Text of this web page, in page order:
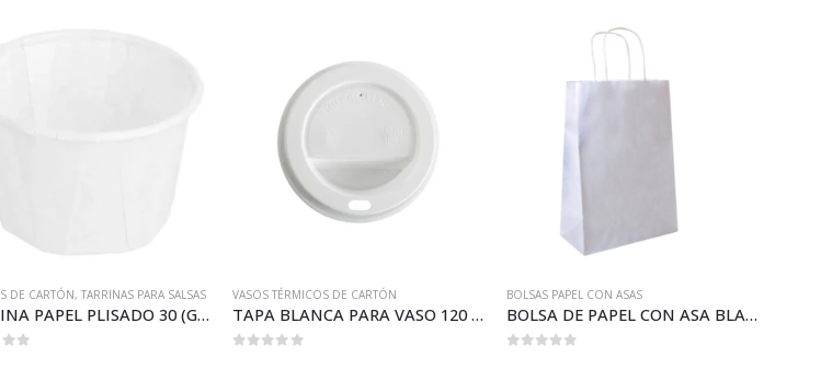
DE CARTÓN,TARRINAS PARA SALSAS
TARRINA PAPEL PLISADO 30 (GP12669)
VASOS TÉRMICOS DE CARTÓN
TAPA BLANCA PARA VASO 120 (V037T)
BOLSAS PAPEL CON ASAS
BOLSA DE PAPEL CON ASA BLANCA 20 (BGP10906)